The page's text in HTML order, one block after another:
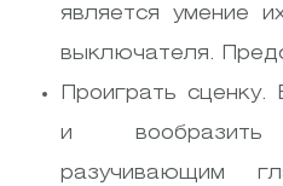
является умение
выключателя.
Проиграть
и
разучивающим